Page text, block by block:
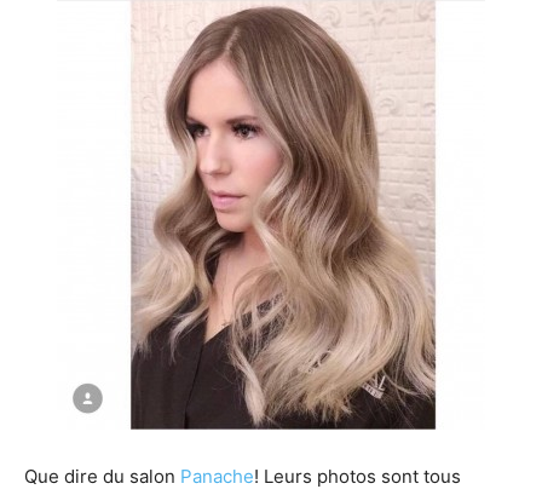
Que dire du salon Panache! Leurs photos sont tous